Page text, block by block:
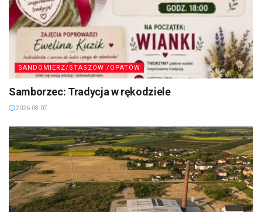
SANDOMIERZ/STASZÓW /OPATÓW
Samborzec: Tradycja w rękodziele
2026-08-07